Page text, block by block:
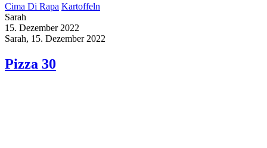
Cima Di Rapa Kartoffeln
Sarah
15. Dezember 2022
Sarah, 15. Dezember 2022
Pizza 30